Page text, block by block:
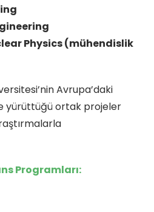
Physics (mühendislik
Avrupa’daki
yürüttüğü ortak projeler
Programları: